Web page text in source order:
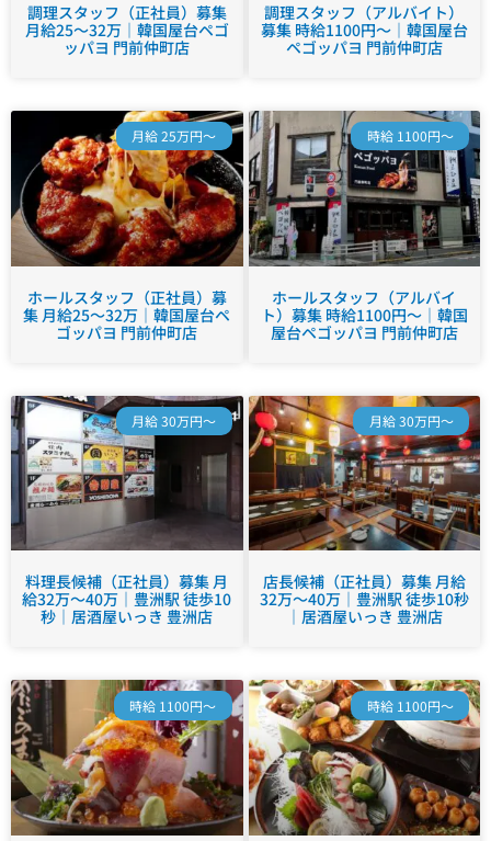
調理スタッフ（正社員）募集
月給25～32万｜韓国屋台ペゴ
ッパヨ 門前仲町店
調理スタッフ（アルバイト）
募集 時給1100円～｜韓国屋台
ペゴッパヨ 門前仲町店
月給 25万円～
ホールスタッフ（正社員）募
集 月給25～32万｜韓国屋台ペ
ゴッパヨ 門前仲町店
時給 1100円～
ホールスタッフ（アルバイ
ト）募集 時給1100円～｜韓国
屋台ペゴッパヨ 門前仲町店
月給 30万円～
料理長候補（正社員）募集 月
給32万～40万｜豊洲駅 徒歩10
秒｜居酒屋いっき 豊洲店
月給 30万円～
店長候補（正社員）募集 月給
32万～40万｜豊洲駅 徒歩10秒
｜居酒屋いっき 豊洲店
時給 1100円～ 時給 1100円～